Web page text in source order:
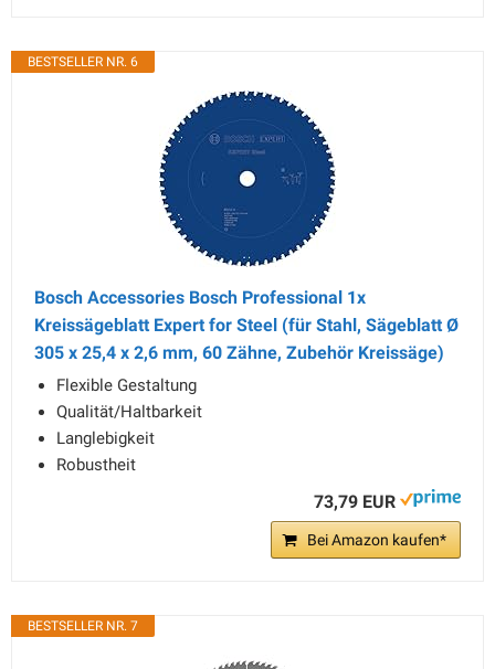
BESTSELLER NR. 6
Bosch Accessories Bosch Professional 1x
Kreissägeblatt Expert for Steel (für Stahl, Sägeblatt Ø
305 x 25,4 x 2,6 mm, 60 Zähne, Zubehör Kreissäge)
Flexible Gestaltung
Qualität/Haltbarkeit
Langlebigkeit
Robustheit
73,79 EUR
Bei Amazon kaufen*
BESTSELLER NR. 7